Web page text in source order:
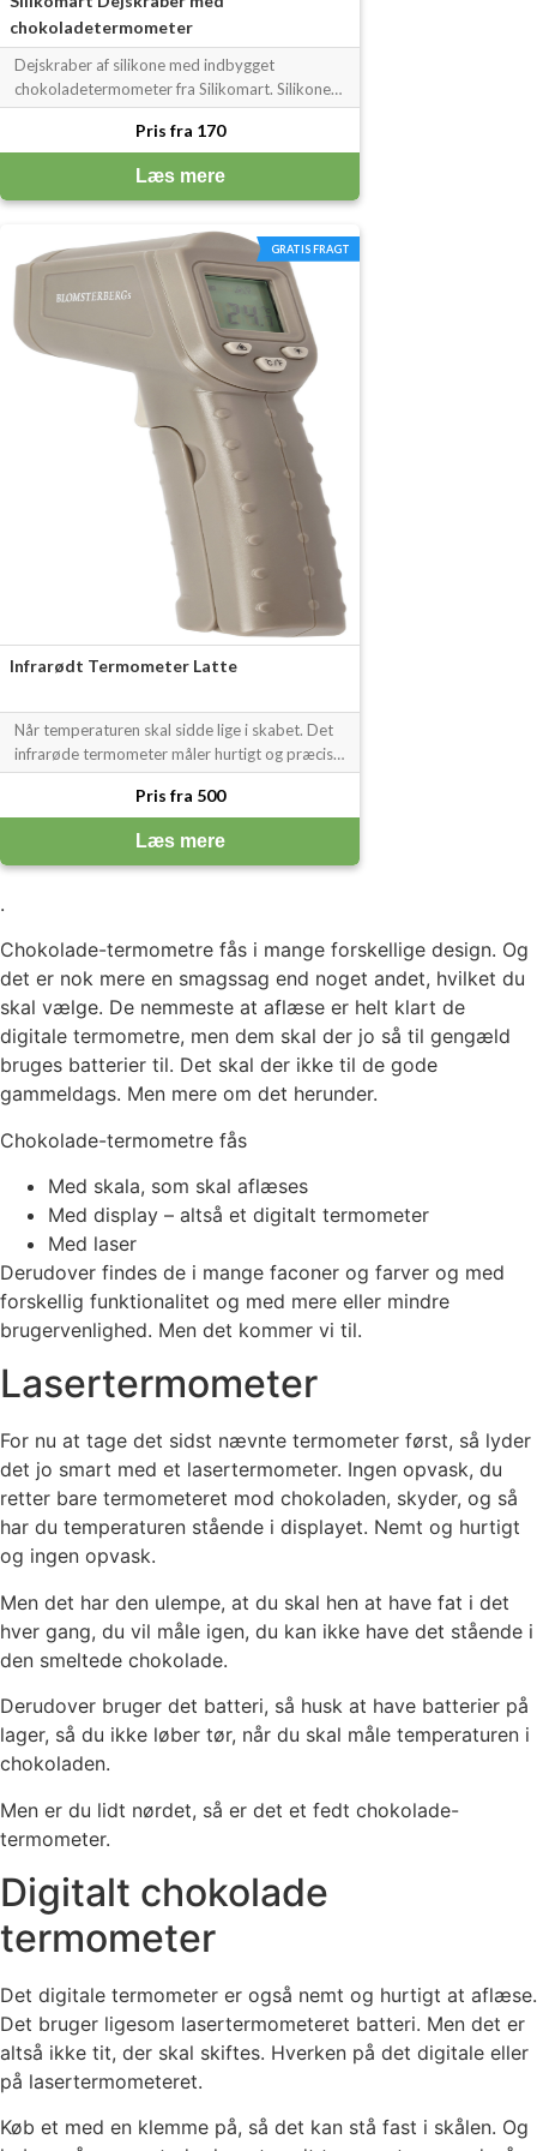
chokoladetermometer
Dejskraber af silikone med indbygget
chokoladetermometer fra Silikomart. Silikonen
er et non-stick elastisk materiale, der gør at
intet sidder fast til redskabet.
hjælpemiddel til opvarmning af sovser,
vaniljecreme og temp
Pris fra 170
Læs mere
GRATIS FRAGT
Infrarødt Termometer Latte
Når temperaturen skal sidde lige i skabet. Det
infrarøde termometer måler hurtigt og præcist
fra -50 °C til 550 °C og er helt oplagt, når du
skal have styr på overfladetemperaturen fx
lyser op, så det altid er nem
Pris fra 500
Læs mere
.
Chokolade-termometre fås i mange forskellige design. Og
det er nok mere en smagssag end noget andet, hvilket du
skal vælge. De nemmeste at aflæse er helt klart de
digitale termometre, men dem skal der jo så til gengæld
bruges batterier til. Det skal der ikke til de gode
gammeldags. Men mere om det herunder.
Chokolade-termometre fås
Med skala, som skal aflæses
Med display – altså et digitalt termometer
Med laser
Derudover findes de i mange faconer og farver og med
forskellig funktionalitet og med mere eller mindre
brugervenlighed. Men det kommer vi til.
Lasertermometer
For nu at tage det sidst nævnte termometer først, så lyder
det jo smart med et lasertermometer. Ingen opvask, du
retter bare termometeret mod chokoladen, skyder, og så
har du temperaturen stående i displayet. Nemt og hurtigt
og ingen opvask.
Men det har den ulempe, at du skal hen at have fat i det
hver gang, du vil måle igen, du kan ikke have det stående i
den smeltede chokolade.
Derudover bruger det batteri, så husk at have batterier på
lager, så du ikke løber tør, når du skal måle temperaturen i
chokoladen.
Men er du lidt nørdet, så er det et fedt chokolade-
termometer.
Digitalt chokolade
termometer
Det digitale termometer er også nemt og hurtigt at aflæse.
Det bruger ligesom lasertermometeret batteri. Men det er
altså ikke tit, der skal skiftes. Hverken på det digitale eller
på lasertermometeret.
Køb et med en klemme på, så det kan stå fast i skålen. Og